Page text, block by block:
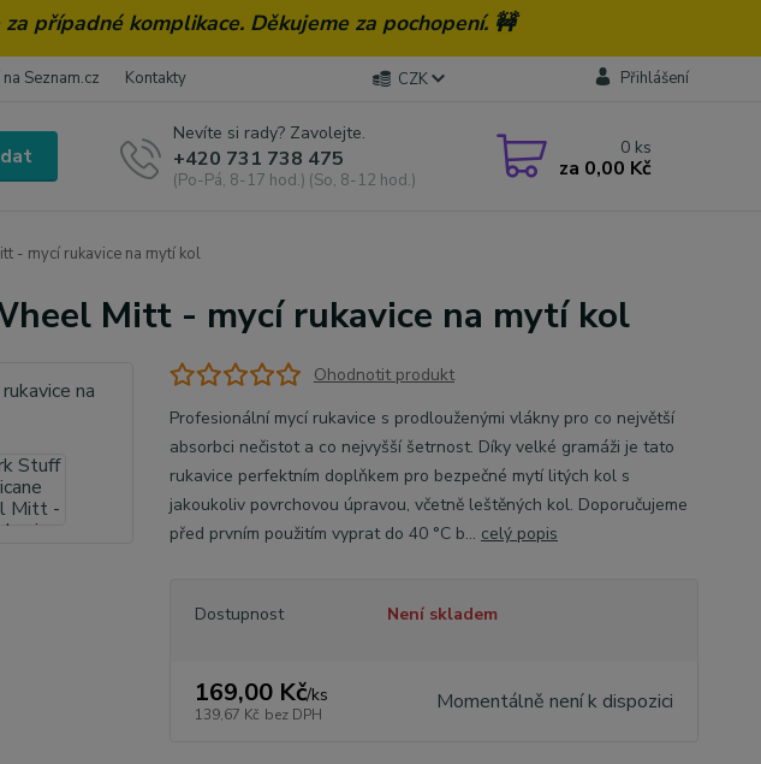
případné komplikace. Děkujeme za pochopení. 🚧
Seznam.cz Kontakty CZK Přihlášení
Nevíte si rady? Zavolejte.
+420 731 738 475
(Po-Pá, 8-17 hod.) (So, 8-12 hod.)
0 ks
za 0,00 Kč
- mycí rukavice na mytí kol
Mitt - mycí rukavice na mytí kol
Ohodnotit produkt
Profesionální mycí rukavice s prodlouženými vlákny pro co největší
absorbci nečistot a co nejvyšší šetrnost. Díky velké gramáži je tato
rukavice perfektním doplňkem pro bezpečné mytí litých kol s
jakoukoliv povrchovou úpravou, včetně leštěných kol. Doporučujeme
před prvním použitím vyprat do 40 °C b... celý popis
Dostupnost Není skladem
169,00 Kč/ks
139,67 Kč bez DPH Momentálně není k dispozici